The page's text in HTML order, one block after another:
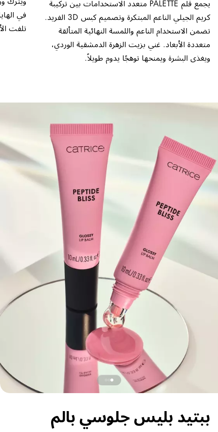
كريم الجيلي الناعم المبتكرة وتصميم كبس 3D الفريد.
تضمن الاستخدام الناعم واللمسة النهائية المتألقة
متعددة الأبعاد. غني بزيت الزهرة الدمشقية الوردي،
ويغذي البشرة ويمنحها توهجًا يدوم طويلاً.
تلفت
ببتيد بليس جلوسي بالم